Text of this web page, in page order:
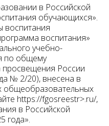
в Российской
обучающихся».
воспитания
воспитания»
учебно-
по общему
России
№ 2/20), внесена в
общеобразовательных
https://fgosreestr>.ru/,
в Российской
года».